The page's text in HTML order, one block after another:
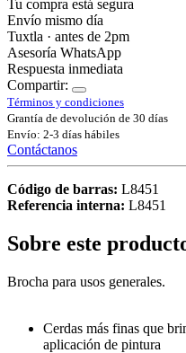
Tu compra está segura
Envío mismo día
Tuxtla · antes de 2pm
Asesoría WhatsApp
Respuesta inmediata
Compartir:
Términos y condiciones
Grantía de devolución de 30 días
Envío: 2-3 días hábiles
Contáctanos
Código de barras: L8451
Referencia interna: L8451
Sobre este
Brocha para usos generales.
Cerdas más finas que
aplicación de pintura